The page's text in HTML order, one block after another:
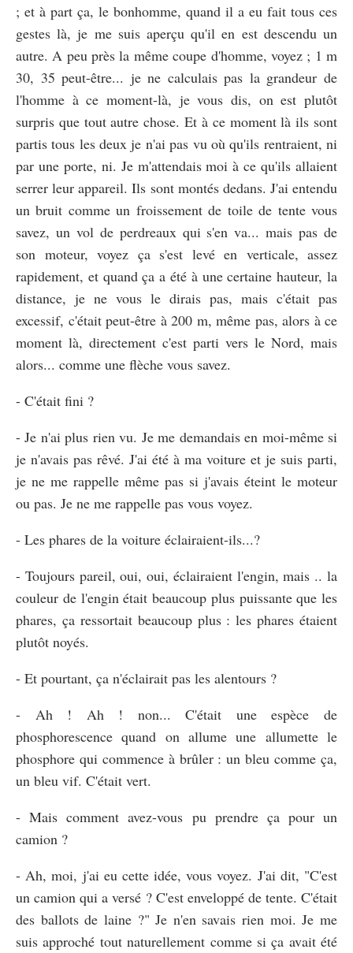
; et à part ça, le bonhomme, quand il a eu fait tous ces
gestes là, je me suis aperçu qu'il en est descendu un
autre. A peu près la même coupe d'homme, voyez ; 1 m
30, 35 peut-être... je ne calculais pas la grandeur de
l'homme à ce moment-là, je vous dis, on est plutôt
surpris que tout autre chose. Et à ce moment là ils sont
partis tous les deux je n'ai pas vu où qu'ils rentraient, ni
par une porte, ni. Je m'attendais moi à ce qu'ils allaient
serrer leur appareil. Ils sont montés dedans. J'ai entendu
un bruit comme un froissement de toile de tente vous
savez, un vol de perdreaux qui s'en va... mais pas de
son moteur, voyez ça s'est levé en verticale, assez
rapidement, et quand ça a été à une certaine hauteur, la
distance, je ne vous le dirais pas, mais c'était pas
excessif, c'était peut-être à 200 m, même pas, alors à ce
moment là, directement c'est parti vers le Nord, mais
alors... comme une flèche vous savez.
- C'était fini ?
- Je n'ai plus rien vu. Je me demandais en moi-même si
je n'avais pas rêvé. J'ai été à ma voiture et je suis parti,
je ne me rappelle même pas si j'avais éteint le moteur
ou pas. Je ne me rappelle pas vous voyez.
- Les phares de la voiture éclairaient-ils...?
- Toujours pareil, oui, oui, éclairaient l'engin, mais .. la
couleur de l'engin était beaucoup plus puissante que les
phares, ça ressortait beaucoup plus : les phares étaient
plutôt noyés.
- Et pourtant, ça n'éclairait pas les alentours ?
- Ah ! Ah ! non... C'était une espèce de
phosphorescence quand on allume une allumette le
phosphore qui commence à brûler : un bleu comme ça,
un bleu vif. C'était vert.
- Mais comment avez-vous pu prendre ça pour un
camion ?
- Ah, moi, j'ai eu cette idée, vous voyez. J'ai dit, "C'est
un camion qui a versé ? C'est enveloppé de tente. C'était
des ballots de laine ?" Je n'en savais rien moi. Je me
suis approché tout naturellement comme si ça avait été